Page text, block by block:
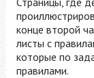
конце второй
листы с
которые по
правилами.